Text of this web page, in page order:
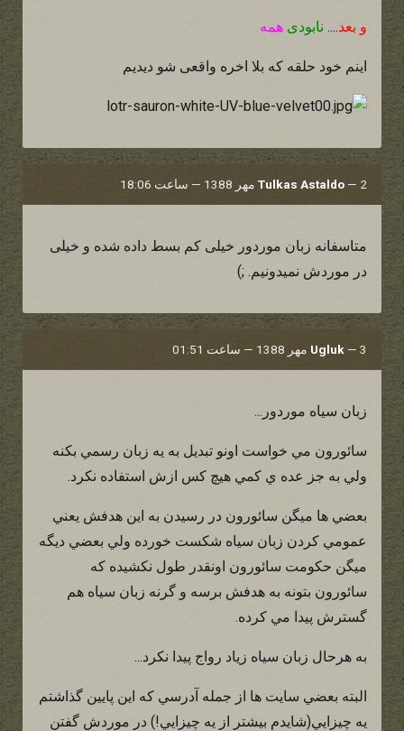
و بعد.... نابودی همه
اینم خود حلقه که بلا اخره واقعی شو دیدیم
Tulkas Astaldo — 2 مهر 1388 — ساعت 18:06
متاسفانه زبان موردور خیلی کم بسط داده شده و خیلی
در موردش نمیدونیم. ;)
Ugluk — 3 مهر 1388 — ساعت 01:51
زبان سياه موردور...
سائورون مي خواست اونو تبديل به يه زبان رسمي بكنه
ولي به جز عده ي كمي هيچ كس ازش استفاده نكرد.
بعضي ها ميگن سائورون در رسيدن به اين هدفش يعني
عمومي كردن زبان سياه شكست خورده ولي بعضي ديگه
ميگن حكومت سائورون اونقدر طول نكشيده كه
سائورون بتونه به هدفش برسه و گرنه زبان سياه هم
گسترش پيدا مي كرده.
به هرحال زبان سياه زياد رواج پيدا نكرد...
البته بعضي سايت ها از جمله آدرسي كه اين پايين گذاشتم
يه چيزايي(شايدم بيشتر از يه چيزايي!) در موردش گفتن